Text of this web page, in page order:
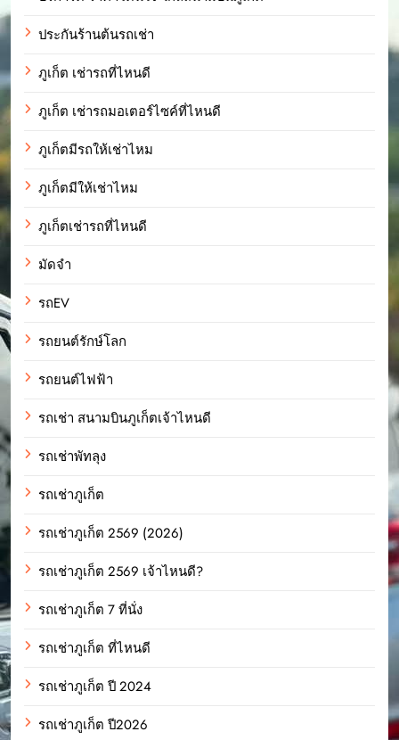
ประกันร้านต้นรถเช่า
ภูเก็ต เช่ารถที่ไหนดี
ภูเก็ต เช่ารถมอเตอร์ไซค์ที่ไหนดี
ภูเก็ตมีรถให้เช่าไหม
ภูเก็ตมีให้เช่าไหม
ภูเก็ตเช่ารถที่ไหนดี
มัดจำ
รถEV
รถยนต์รักษ์โลก
รถยนต์ไฟฟ้า
รถเช่า สนามบินภูเก็ตเจ้าไหนดี
รถเช่าพัทลุง
รถเช่าภูเก็ต
รถเช่าภูเก็ต 2569 (2026)
รถเช่าภูเก็ต 2569 เจ้าไหนดี?
รถเช่าภูเก็ต 7 ที่นั่ง
รถเช่าภูเก็ต ที่ไหนดี
รถเช่าภูเก็ต ปี 2024
รถเช่าภูเก็ต ปี2026